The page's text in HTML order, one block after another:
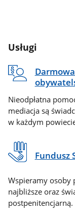
Usługi
Nieodpłatna
mediacja są
w każdym
Fundusz
Wspieramy osoby
najbliższe oraz
postpenitencjarną.